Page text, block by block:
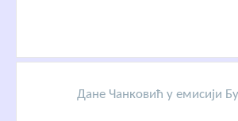
Дане Чанковић у емисији